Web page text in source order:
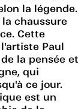
la légende.
chaussure
Cette
Paul
la pensée et
qui
ce jour.
est un